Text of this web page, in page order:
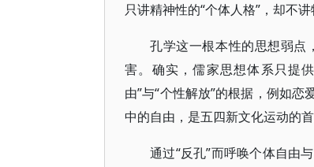
只讲精神性的“个体人格”，却不
孔学这一根本性的思想弱点
害。确实，儒家思想体系只提
由”与“个性解放”的根据，例如
中的自由，是五四新文化运动的
通过“反孔”而呼唤个体自由